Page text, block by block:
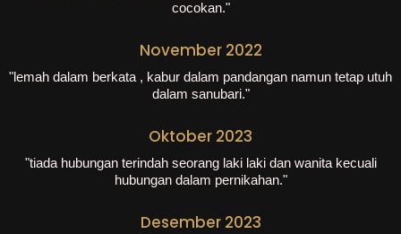
cocokan."
November 2022
"lemah dalam berkata , kabur dalam pandangan namun tetap utuh
dalam sanubari."
Oktober 2023
"tiada hubungan terindah seorang laki laki dan wanita kecuali
hubungan dalam pernikahan."
Desember 2023